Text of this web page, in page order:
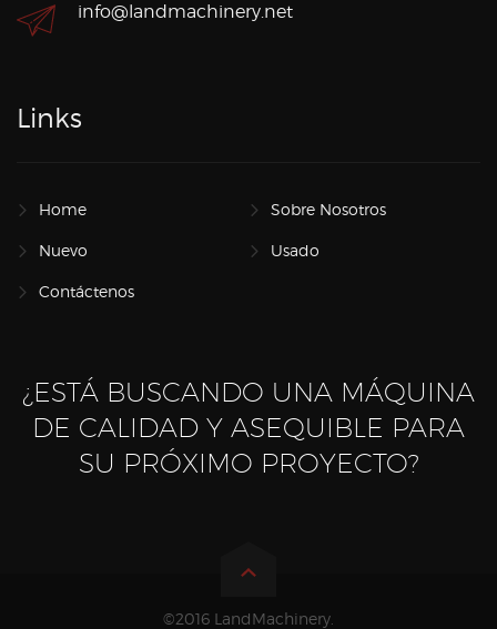
info@landmachinery.net
Links
Home Sobre Nosotros
Nuevo Usado
Contáctenos
¿ESTÁ BUSCANDO UNA MÁQUINA
DE CALIDAD Y ASEQUIBLE PARA
SU PRÓXIMO PROYECTO?
©2016 LandMachinery.